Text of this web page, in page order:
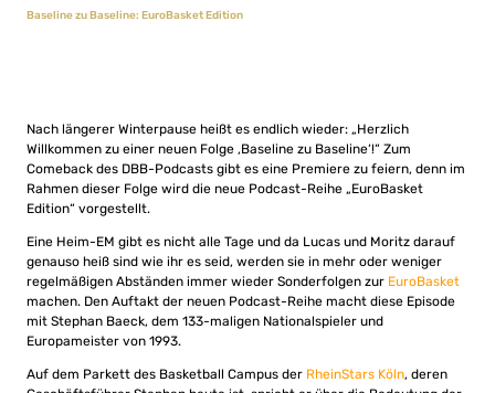
Baseline zu Baseline: EuroBasket Edition
Nach längerer Winterpause heißt es endlich wieder: „Herzlich
Willkommen zu einer neuen Folge ‚Baseline zu Baseline‘!“ Zum
Comeback des DBB-Podcasts gibt es eine Premiere zu feiern, denn im
Rahmen dieser Folge wird die neue Podcast-Reihe „EuroBasket
Edition“ vorgestellt.
Eine Heim-EM gibt es nicht alle Tage und da Lucas und Moritz darauf
genauso heiß sind wie ihr es seid, werden sie in mehr oder weniger
regelmäßigen Abständen immer wieder Sonderfolgen zur EuroBasket
machen. Den Auftakt der neuen Podcast-Reihe macht diese Episode
mit Stephan Baeck, dem 133-maligen Nationalspieler und
Europameister von 1993.
Auf dem Parkett des Basketball Campus der RheinStars Köln, deren